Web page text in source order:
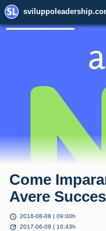
Come
Avere
schedule 2016-08-08 | 09:00h
update 2017-06-09 | 10:43h